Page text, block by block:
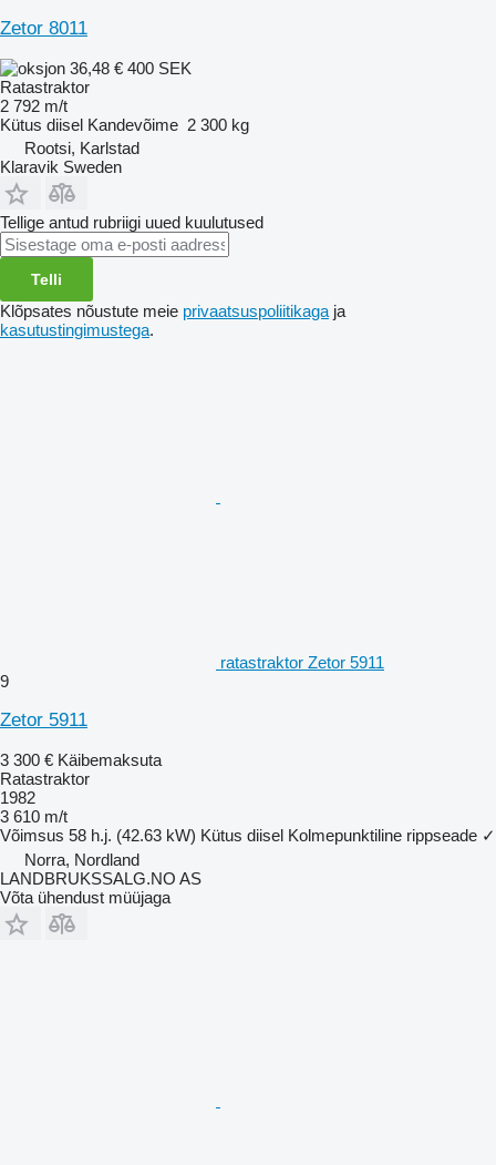
Zetor 8011
36,48 € 400 SEK
Ratastraktor
2 792 m/t
Kütus diisel Kandevõime 2 300 kg
Rootsi, Karlstad
Klaravik Sweden
Tellige antud rubriigi uued kuulutused
Telli
Klõpsates nõustute meie privaatsuspoliitikaga ja
kasutustingimustega.
ratastraktor Zetor 5911
9
Zetor 5911
3 300 € Käibemaksuta
Ratastraktor
1982
3 610 m/t
Võimsus 58 h.j. (42.63 kW) Kütus diisel Kolmepunktiline rippseade ✓
Norra, Nordland
LANDBRUKSSALG.NO AS
Võta ühendust müüjaga